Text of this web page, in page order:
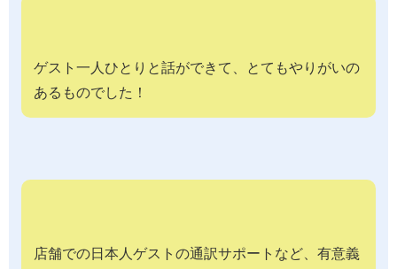
ゲスト一人ひとりと話ができて、とてもやりがいの
あるものでした！
店舗での日本人ゲストの通訳サポートなど、有意義